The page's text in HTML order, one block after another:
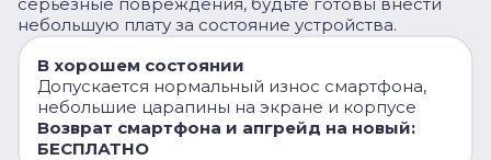
небольшую плату за состояние устройства.
В хорошем состоянии
Допускается нормальный износ смартфона,
небольшие царапины на экране и корпусе
Возврат смартфона и апгрейд на новый:
БЕСПЛАТНО